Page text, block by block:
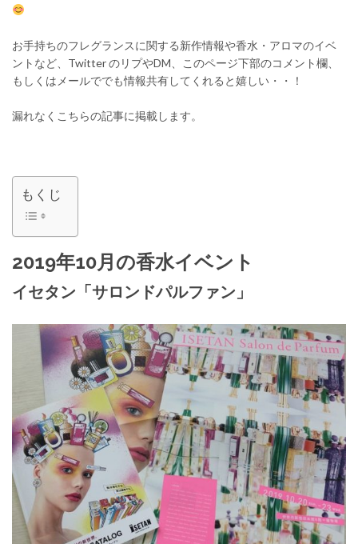
お手持ちのフレグランスに関する新作情報や香水・アロマのイベ
ントなど、Twitter のリプやDM、このページ下部のコメント欄、
もしくはメールででも情報共有してくれると嬉しい・・！
漏れなくこちらの記事に掲載します。
もくじ
2019年10月の香水イベント
イセタン「サロンドパルファン」